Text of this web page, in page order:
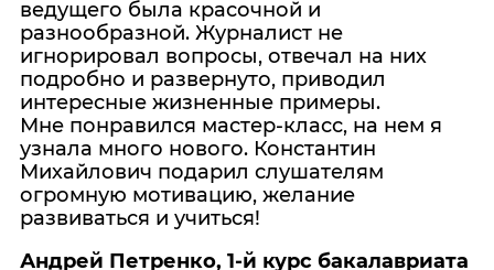
ведущего была красочной и
разнообразной. Журналист не
игнорировал вопросы, отвечал на них
подробно и развернуто, приводил
интересные жизненные примеры.
Мне понравился мастер-класс, на нем я
узнала много нового. Константин
Михайлович подарил слушателям
огромную мотивацию, желание
развиваться и учиться!
Андрей Петренко, 1-й курс бакалавриата